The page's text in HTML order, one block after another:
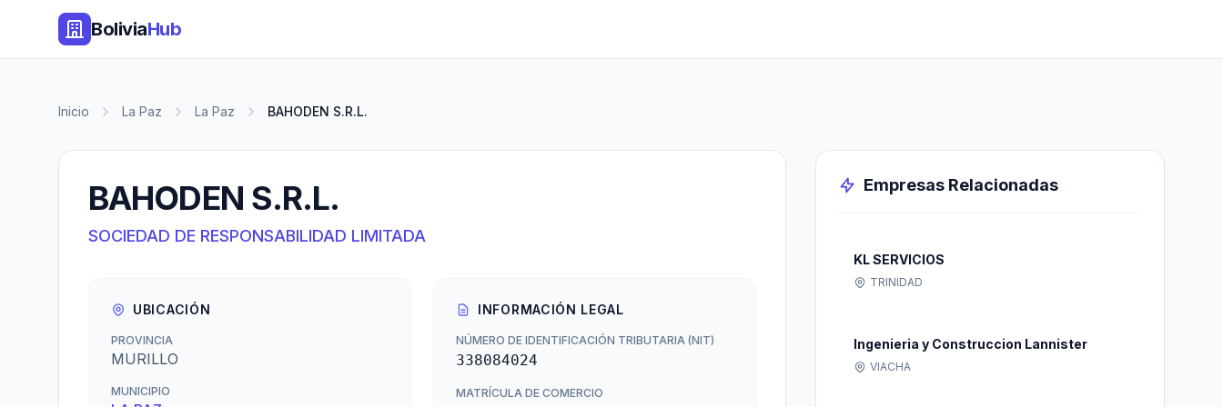
BoliviaHub
Inicio La Paz La Paz BAHODEN S.R.L.
BAHODEN S.R.L.
SOCIEDAD DE RESPONSABILIDAD LIMITADA
UBICACIÓN
PROVINCIA
MURILLO
MUNICIPIO
INFORMACIÓN LEGAL
NÚMERO DE IDENTIFICACIÓN TRIBUTARIA (NIT)
338084024
MATRÍCULA DE COMERCIO
Empresas Relacionadas
KL SERVICIOS
TRINIDAD
Ingenieria y Construccion Lannister
VIACHA